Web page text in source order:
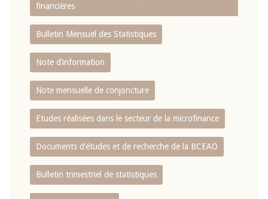
financières
Bulletin Mensuel des Statistiques
Note d’information
Note mensuelle de conjoncture
Etudes réalisées dans le secteur de la microfinance
Documents d’études et de recherche de la BCEAO
Bulletin trimestriel de statistiques